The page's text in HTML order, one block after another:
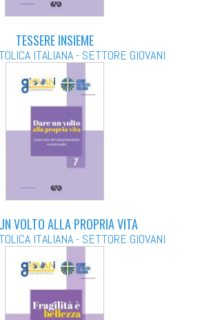
TESSERE INSIEME
ITALIANA - SETTORE GIOVANI
VOLTO ALLA PROPRIA VITA
ITALIANA - SETTORE GIOVANI